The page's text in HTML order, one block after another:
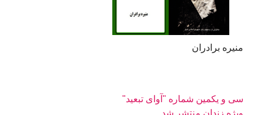
منیره برادران
سی‌ و یکمین شماره "آوای تبعید"